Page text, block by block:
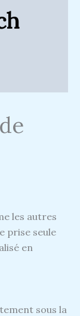
les autres
prise seule
en
sous la